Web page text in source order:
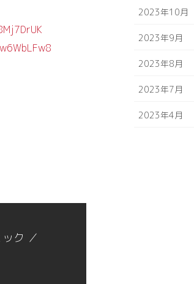
ク ／
2023年10月
2023年9月
2023年8月
2023年7月
2023年4月